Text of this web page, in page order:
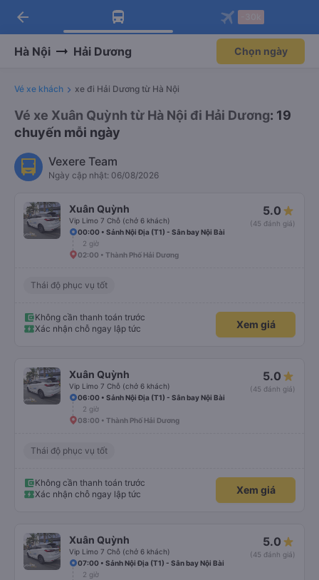
Tải app Vexere ngay!
Nhận ưu đãi thành viên độc
Mở app
Tải app Vexere
-30k/ghế khi đặt vé máy bay qua
Mở app
arrow_back
Hà Nội Hải Dương Chọn ngày
Vé xe khách xe đi Hải Dương từ Hà Nội
Vé xe Xuân Quỳnh từ Hà Nội đi Hải Dương: 19
chuyến mỗi ngày
Vexere Team
Ngày cập nhật: 06/08/2026
Xuân Quỳnh
Vip Limo 7 Chỗ (chở 6 khách)
5.0
(45 đánh giá)
00:00 • Sảnh Nội Địa (T1) - Sân bay Nội Bài
2 giờ
02:00 • Thành Phố Hải Dương
Thái độ phục vụ tốt
Không cần thanh toán trước
Xác nhận chỗ ngay lập tức
Xem giá
Xuân Quỳnh
Vip Limo 7 Chỗ (chở 6 khách)
5.0
(45 đánh giá)
06:00 • Sảnh Nội Địa (T1) - Sân bay Nội Bài
2 giờ
08:00 • Thành Phố Hải Dương
Thái độ phục vụ tốt
Không cần thanh toán trước
Xác nhận chỗ ngay lập tức
Xem giá
Xuân Quỳnh
Vip Limo 7 Chỗ (chở 6 khách)
5.0
(45 đánh giá)
07:00 • Sảnh Nội Địa (T1) - Sân bay Nội Bài
2 giờ